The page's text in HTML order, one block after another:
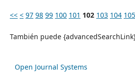
<< < 97 98 99 100 101 102 103 104 105
También puede
Open Journal Systems